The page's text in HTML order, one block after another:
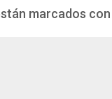
marcados con